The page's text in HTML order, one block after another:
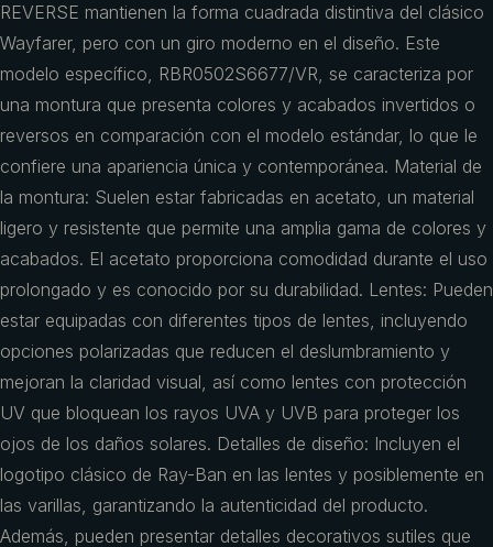
REVERSE mantienen la forma cuadrada distintiva del clásico
Wayfarer, pero con un giro moderno en el diseño. Este
modelo específico, RBR0502S6677/VR, se caracteriza por
una montura que presenta colores y acabados invertidos o
reversos en comparación con el modelo estándar, lo que le
confiere una apariencia única y contemporánea. Material de
la montura: Suelen estar fabricadas en acetato, un material
ligero y resistente que permite una amplia gama de colores y
acabados. El acetato proporciona comodidad durante el uso
prolongado y es conocido por su durabilidad. Lentes: Pueden
estar equipadas con diferentes tipos de lentes, incluyendo
opciones polarizadas que reducen el deslumbramiento y
mejoran la claridad visual, así como lentes con protección
UV que bloquean los rayos UVA y UVB para proteger los
ojos de los daños solares. Detalles de diseño: Incluyen el
logotipo clásico de Ray-Ban en las lentes y posiblemente en
las varillas, garantizando la autenticidad del producto.
Además, pueden presentar detalles decorativos sutiles que